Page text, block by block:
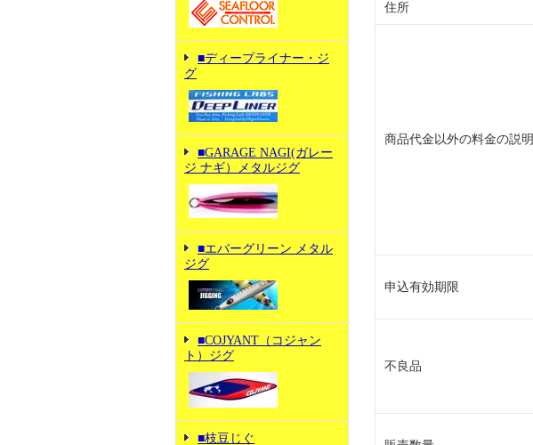
■ディープライナー・ジ
グ
■GARAGE NAGI(ガレー
ジ ナギ）メタルジグ
■エバーグリーン メタル
ジグ
■COJYANT（コジャン
ト）ジグ
■枝豆じぐ
住所
商品代金以外の料金の説明
申込有効期限
不良品